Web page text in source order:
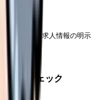
皆様へ」
：求人情報の明示
固有チェック